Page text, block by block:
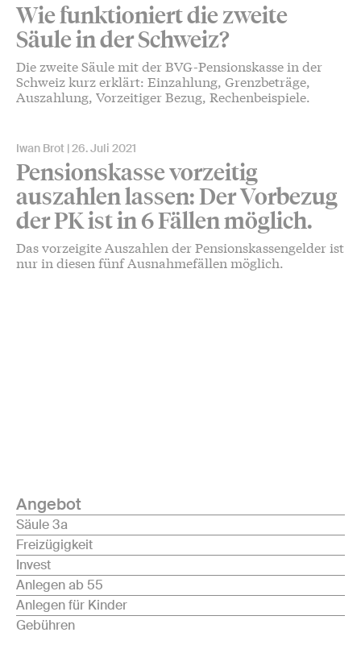
Wie funktioniert die zweite
Säule in der Schweiz?
Die zweite Säule mit der BVG-Pensionskasse in der
Schweiz kurz erklärt: Einzahlung, Grenzbeträge,
Auszahlung, Vorzeitiger Bezug, Rechenbeispiele.
Iwan Brot 26. Juli 2021
Pensionskasse vorzeitig
auszahlen lassen: Der Vorbezug
der PK ist in 6 Fällen möglich.
Das vorzeigite Auszahlen der Pensionskassengelder ist
nur in diesen fünf Ausnahmefällen möglich.
Angebot
Säule 3a
Freizügigkeit
Invest
Anlegen ab 55
Anlegen für Kinder
Gebühren